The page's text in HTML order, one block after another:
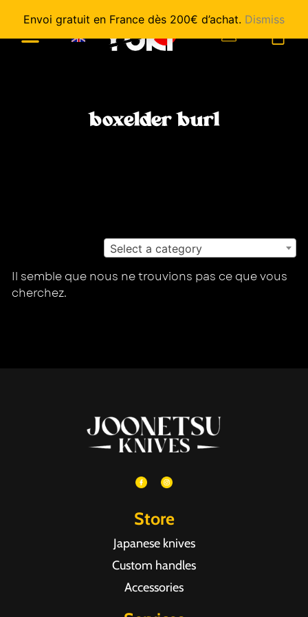
Envoi gratuit en France dès 200€ d’achat. Dismiss
boxelder burl
Select a category
Il semble que nous ne trouvions pas ce que vous
cherchez.
Store
Japanese knives
Custom handles
Accessories